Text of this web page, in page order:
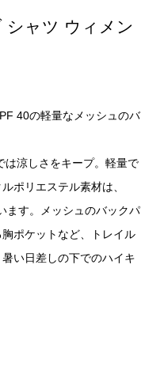
シャツ ウィメン
40の軽量なメッシュのバ
は涼しさをキープ。軽量で
ポリエステル素材は、
ます。メッシュのバックパ
ポケットなど、トレイル
い日差しの下でのハイキ